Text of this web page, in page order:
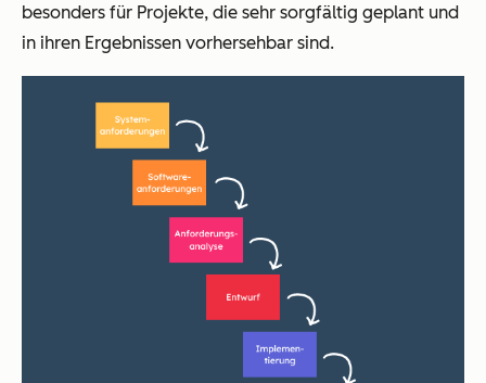
besonders für Projekte, die sehr sorgfältig geplant und
in ihren Ergebnissen vorhersehbar sind.